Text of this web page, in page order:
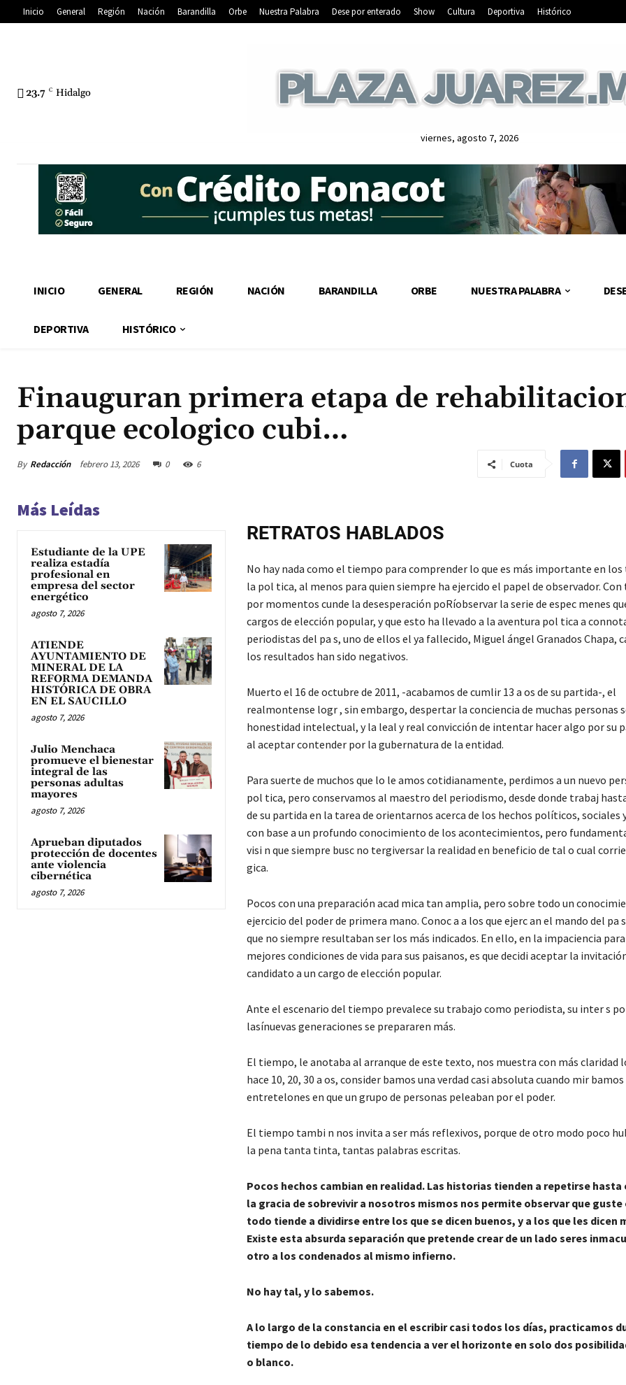
Inicio General Región Nación Barandilla Orbe Nuestra Palabra Dese por enterado Show Cultura Deportiva Histórico
23.7 C Hidalgo
viernes, agosto 7, 2026
INICIO GENERAL REGIÓN NACIÓN BARANDILLA ORBE NUESTRA PALABRA
DEPORTIVA HISTÓRICO
Finauguran primera etapa de
parque ecologico cubi…
By Redacción febrero 13, 2026 0 6 Cuota
Más Leídas
Estudiante de la UPE
realiza estadía
profesional en
empresa del sector
energético
agosto 7, 2026
ATIENDE
AYUNTAMIENTO DE
MINERAL DE LA
REFORMA DEMANDA
HISTÓRICA DE OBRA
EN EL SAUCILLO
agosto 7, 2026
Julio Menchaca
promueve el bienestar
integral de las
personas adultas
mayores
agosto 7, 2026
Aprueban diputados
protección de docentes
ante violencia
cibernética
agosto 7, 2026
RETRATOS HABLADOS
No hay nada como el tiempo para comprender lo que es más importante en los
la pol tica, al menos para quien siempre ha ejercido el papel de observador. Con
por momentos cunde la desesperación poRíobservar la serie de espec menes
cargos de elección popular, y que esto ha llevado a la aventura pol tica a
periodistas del pa s, uno de ellos el ya fallecido, Miguel ángel Granados Chapa,
los resultados han sido negativos.
Muerto el 16 de octubre de 2011, -acabamos de cumlir 13 a os de su partida-, el
realmontense logr , sin embargo, despertar la conciencia de muchas personas
honestidad intelectual, y la leal y real convicción de intentar hacer algo por su
al aceptar contender por la gubernatura de la entidad.
Para suerte de muchos que lo le amos cotidianamente, perdimos a un nuevo
pol tica, pero conservamos al maestro del periodismo, desde donde trabaj
de su partida en la tarea de orientarnos acerca de los hechos políticos, sociales
con base a un profundo conocimiento de los acontecimientos, pero
visi n que siempre busc no tergiversar la realidad en beneficio de tal o cual
gica.
Pocos con una preparación acad mica tan amplia, pero sobre todo un
ejercicio del poder de primera mano. Conoc a a los que ejerc an el mando del pa
que no siempre resultaban ser los más indicados. En ello, en la impaciencia
mejores condiciones de vida para sus paisanos, es que decidi aceptar la
candidato a un cargo de elección popular.
Ante el escenario del tiempo prevalece su trabajo como periodista, su inter s
lasínuevas generaciones se prepararen más.
El tiempo, le anotaba al arranque de este texto, nos muestra con más claridad
hace 10, 20, 30 a os, consider bamos una verdad casi absoluta cuando mir
entretelones en que un grupo de personas peleaban por el poder.
El tiempo tambi n nos invita a ser más reflexivos, porque de otro modo poco
la pena tanta tinta, tantas palabras escritas.
Pocos hechos cambian en realidad. Las historias tienden a repetirse
la gracia de sobrevivir a nosotros mismos nos permite observar que guste
todo tiende a dividirse entre los que se dicen buenos, y a los que les dicen
Existe esta absurda separación que pretende crear de un lado seres
otro a los condenados al mismo infierno.
No hay tal, y lo sabemos.
A lo largo de la constancia en el escribir casi todos los días, practicamos
tiempo de lo debido esa tendencia a ver el horizonte en solo dos
o blanco.